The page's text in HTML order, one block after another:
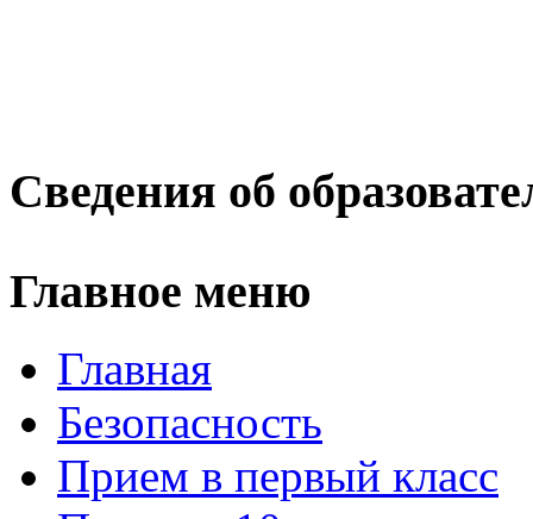
Сведения об
Главное меню
Главная
Безопасность
Прием в первый класс